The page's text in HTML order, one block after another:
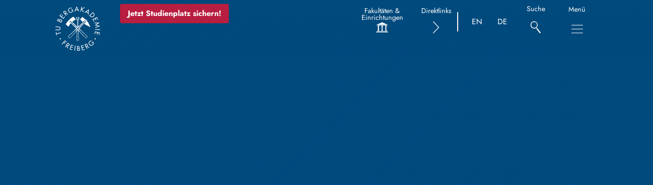
Jetzt Studienplatz sichern! Fakultäten &
Einrichtungen
Direktlinks
EN DE
Suche Menü